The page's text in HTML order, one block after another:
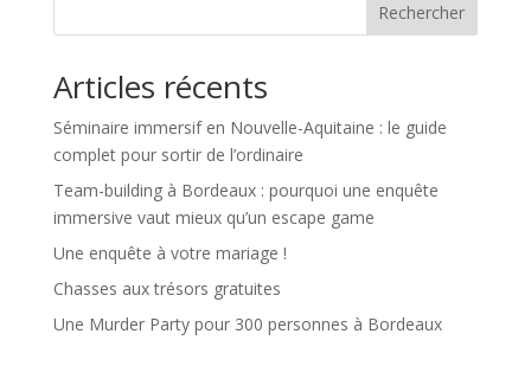
Rechercher
Articles récents
Séminaire immersif en Nouvelle-Aquitaine : le guide
complet pour sortir de l’ordinaire
Team-building à Bordeaux : pourquoi une enquête
immersive vaut mieux qu’un escape game
Une enquête à votre mariage !
Chasses aux trésors gratuites
Une Murder Party pour 300 personnes à Bordeaux